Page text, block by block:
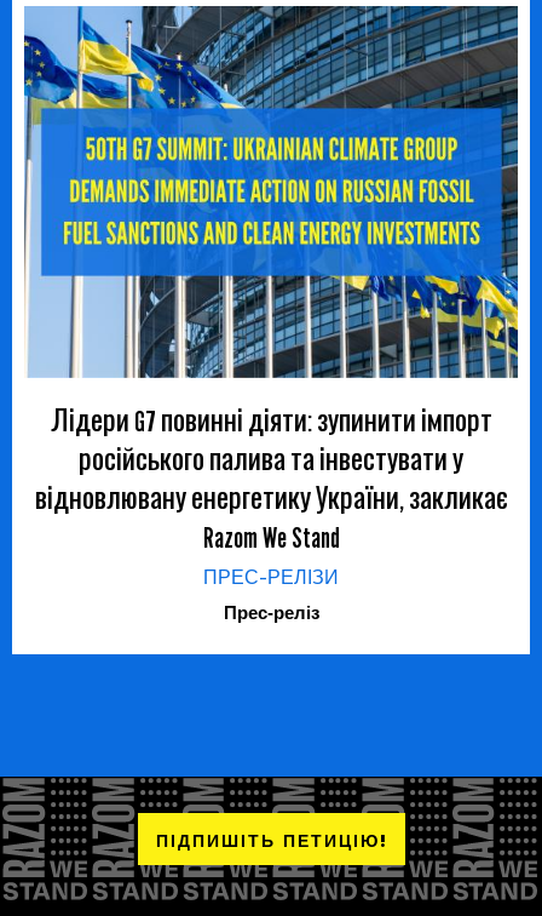
Лідери G7 повинні діяти: зупинити імпорт
російського палива та інвестувати у
відновлювану енергетику України, закликає
Razom We Stand
ПРЕС-РЕЛІЗИ
Прес-реліз
ПІДПИШІТЬ ПЕТИЦІЮ!